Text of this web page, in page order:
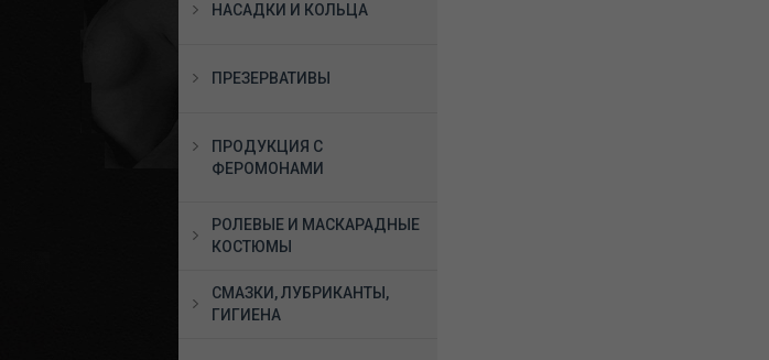
НАСАДКИ И КОЛЬЦА
ПРЕЗЕРВАТИВЫ
ПРОДУКЦИЯ С
ФЕРОМОНАМИ
РОЛЕВЫЕ И МАСКАРАДНЫЕ
КОСТЮМЫ
СМАЗКИ, ЛУБРИКАНТЫ,
ГИГИЕНА